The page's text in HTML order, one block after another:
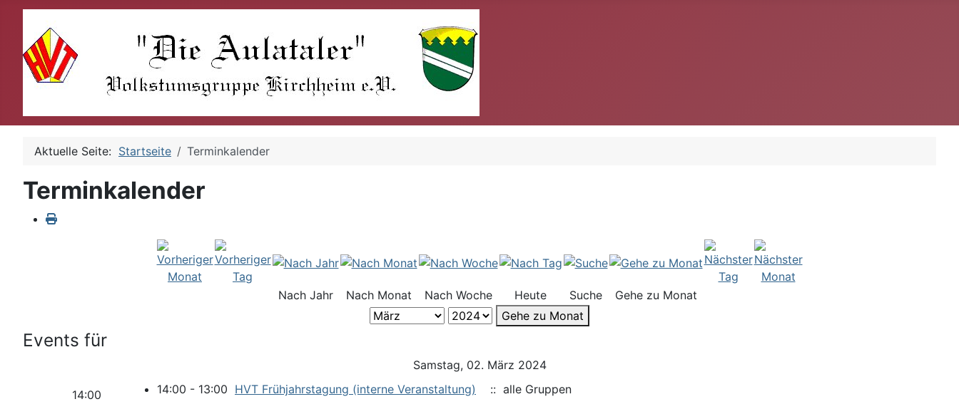
Aktuelle Seite: Startseite Terminkalender
Terminkalender
Nach Jahr Nach Monat Nach Woche Heute Suche
Gehe zu Monat
Gehe zu Monat
Events für
Samstag, 02. März 2024
14:00 14:00 - 13:00 HVT Frühjahrstagung (interne Veranstaltung) :: alle Gruppen